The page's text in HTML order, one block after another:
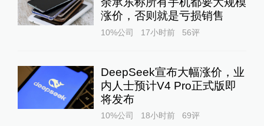
涨价，否则就是亏损销售
10%公司 17小时前 56评
DeepSeek宣布大幅涨价，业
内人士预计V4 Pro正式版即
将发布
10%公司 18小时前 69评